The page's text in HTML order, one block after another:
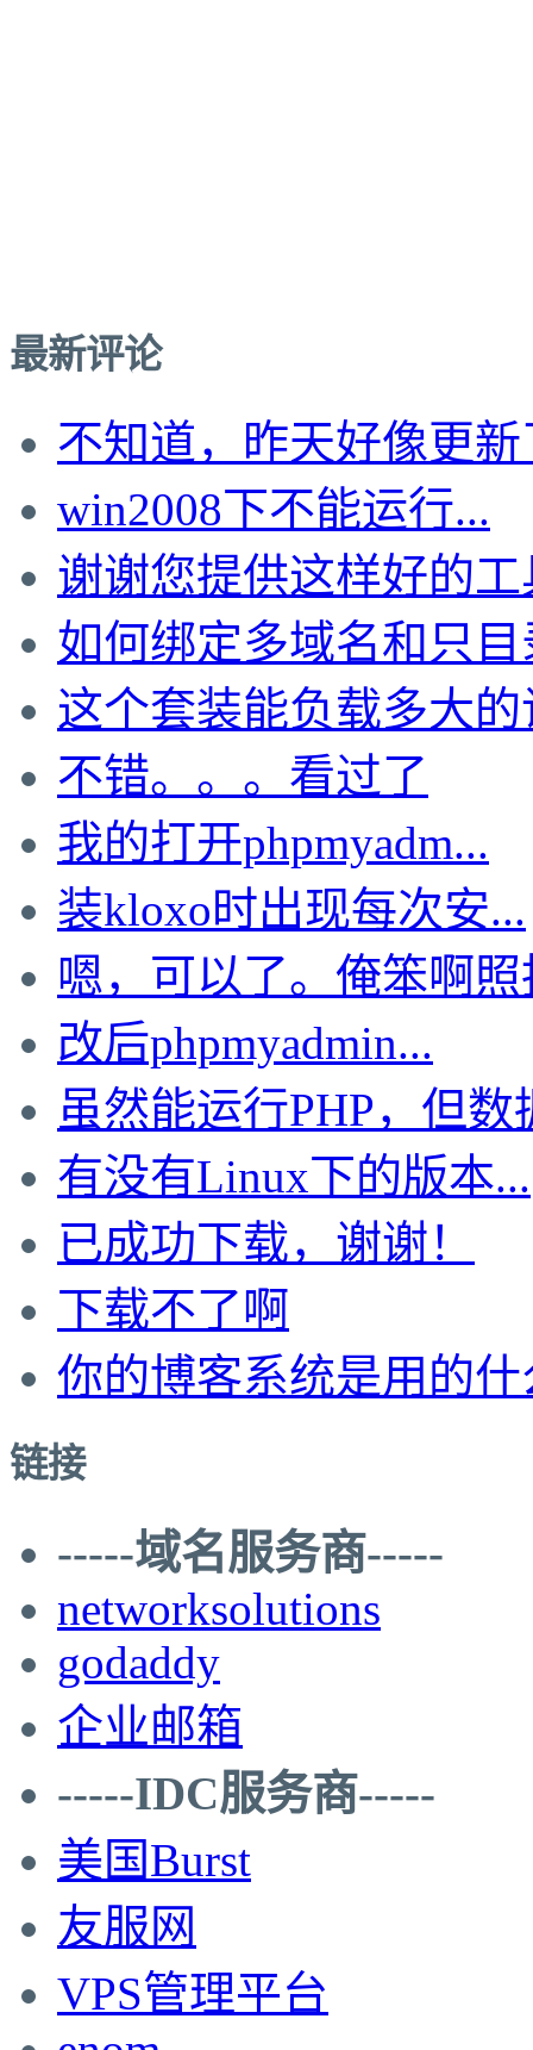
最新评论
不知道，昨天好像更新
win2008下不能运行...
谢谢您提供这样好的工
如何绑定多域名和只目
这个套装能负载多大的
不错。。。看过了
我的打开phpmyadm...
装kloxo时出现每次安...
嗯，可以了。俺笨啊照
改后phpmyadmin...
虽然能运行PHP，但数
有没有Linux下的版本...
已成功下载，谢谢！
下载不了啊
你的博客系统是用的什
链接
-----域名服务商-----
networksolutions
godaddy
企业邮箱
-----IDC服务商-----
美国Burst
友服网
VPS管理平台